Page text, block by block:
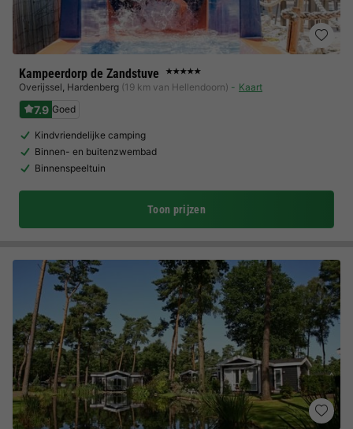
Kampeerdorp de Zandstuve ★★★★★
Overijssel, Hardenberg (19 km van Hellendoorn) Kaart
7.9 Goed
Kindvriendelijke camping
Binnen- en buitenzwembad
Binnenspeeltuin
Toon prijzen